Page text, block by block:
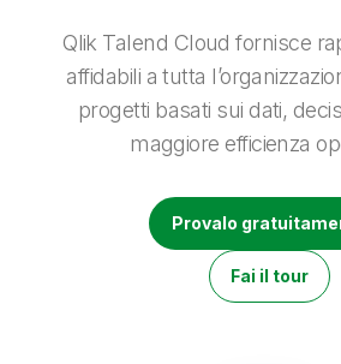
Documentazione di prodotto
Sedi nel mondo
Talend
Qlik Talend Cloud fornisce
affidabili a tutta
progetti basati sui dati,
maggiore efficienza
Provalo
Fai il tour